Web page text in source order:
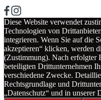
Diese Website verwendet
Technologien von
integrieren. Wenn Sie auf die
akzeptieren“ klicken, werden
(Zustimmung). Nach
beteiligten Drittunternehmen
verschiedene Zwecke.
Rechtsgrundlage und
„Datenschutz“ und in unserer